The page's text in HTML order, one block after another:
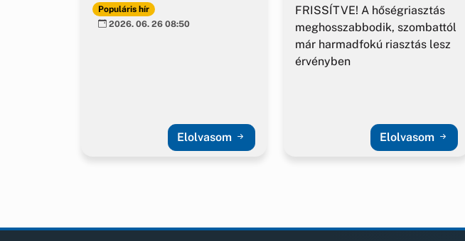
Populáris hír
2026. 06. 26 08:50
Elolvasom
FRISSÍTVE! A hőségriasztás
meghosszabbodik, szombattól
már harmadfokú riasztás lesz
érvényben
Elolvasom